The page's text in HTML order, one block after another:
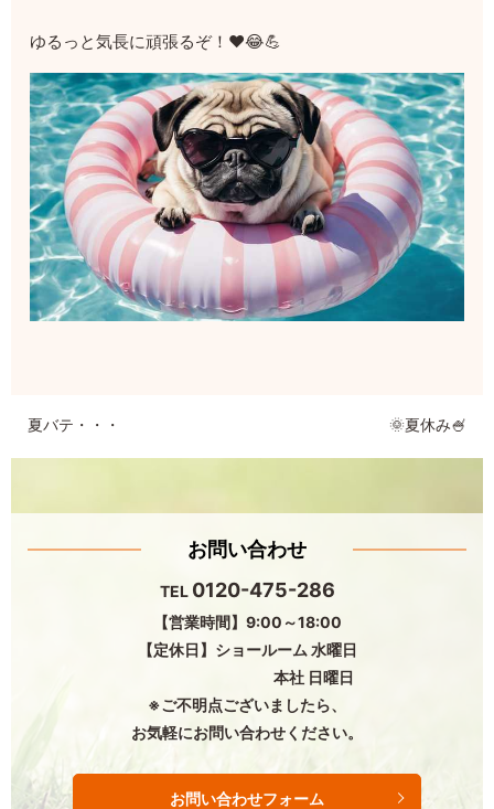
ゆるっと気長に頑張るぞ！❤️😂💪
夏バテ・・・ 🌞夏休み🍧
お問い合わせ
TEL 0120-475-286
【営業時間】9:00～18:00
【定休日】ショールーム 水曜日
本社 日曜日
※ご不明点ございましたら、
お気軽にお問い合わせください。
お問い合わせフォーム